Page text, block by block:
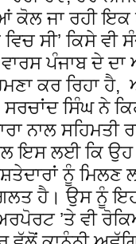
ਕੋਲ ਜਾ ਰਹੀ ਇਕ
ਵਿਚ ਸੀ’ ਕਿਸੇ
ਵਾਰਸ ਪੰਜਾਬ ਦੇ
ਕਰ ਰਿਹਾ
ਸਿੰਘ ਨੇ
ਨਾਲ
ਇਸ ਲਈ ਕਿ ਉਹ
ਨੂੰ ਮਿਲਣ
ਹੈ। ਉਸ ਨੂੰ
’ਤੇ ਵੀ